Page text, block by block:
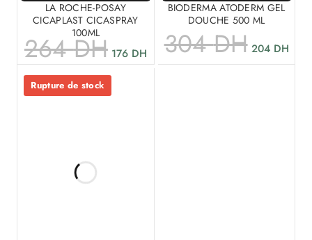
LA ROCHE-POSAY
CICAPLAST CICASPRAY
100ML
264DH 176 DH
BIODERMA ATODERM GEL
DOUCHE 500 ML
304DH 204 DH
Rupture de stock